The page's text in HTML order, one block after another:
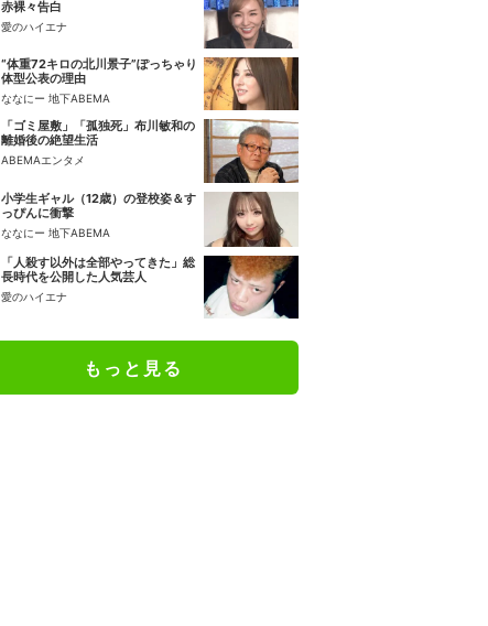
赤裸々告白
愛のハイエナ
“体重72キロの北川景子”ぽっちゃり
体型公表の理由
ななにー 地下ABEMA
「ゴミ屋敷」「孤独死」布川敏和の
離婚後の絶望生活
ABEMAエンタメ
小学生ギャル（12歳）の登校姿＆す
っぴんに衝撃
ななにー 地下ABEMA
「人殺す以外は全部やってきた」総
長時代を公開した人気芸人
愛のハイエナ
もっと見る